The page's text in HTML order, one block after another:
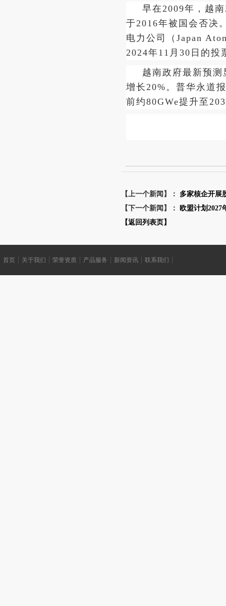
早在2009年，越
于2016年被国会否决
电力公司（Japan
2024年11月30日的投
越南政府最新预
增长20%。普华永道
前约80GWe提升至
【上一个新闻】： 多家核企开展
【下一个新闻】：
欧盟计划2027
【返回列表页】
首页 关于我们 荣誉资质 产品服务 新闻资讯 联系我们